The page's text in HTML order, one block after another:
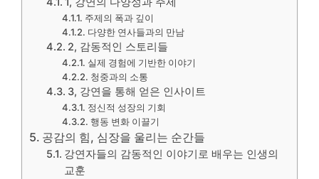
주제의 폭과 깊이
다양한 연사들과의 만남
2, 감동적인 스토리들
실제 경험에 기반한 이야기
청중과의 소통
3, 강연을 통해 얻은 인사이트
정신적 성장의 기회
행동 변화 이끌기
공감의 힘, 심장을 울리는 순간들
강연자들의 감동적인 이야기로 배우는 인생의
교훈